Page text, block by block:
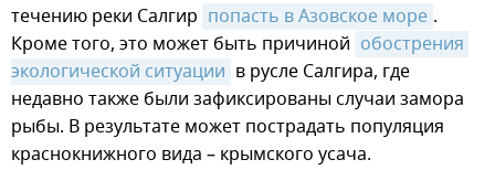
течению реки Салгир попасть в Азовское море .
Кроме того, это может быть причиной обострения
экологической ситуации в русле Салгира, где
недавно также были зафиксированы случаи замора
рыбы. В результате может пострадать популяция
краснокнижного вида – крымского усача.